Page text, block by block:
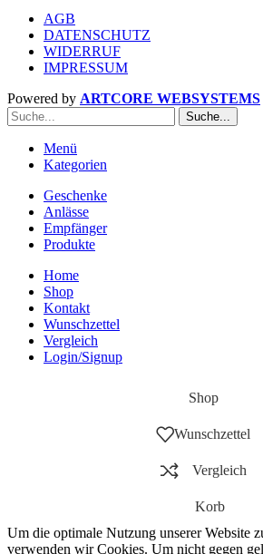
AGB
DATENSCHUTZ
WIDERRUF
IMPRESSUM
Powered by ARTCORE WEBSYSTEMS
Suche...
Menü
Kategorien
Geschenke
Anlässe
Empfänger
Produkte
Home
Shop
Kontakt
Wunschzettel
Vergleich
Login/Signup
Shop
Wunschzettel
Vergleich
Korb
Um die optimale Nutzung unserer Website
verwenden wir Cookies. Um nicht gegen